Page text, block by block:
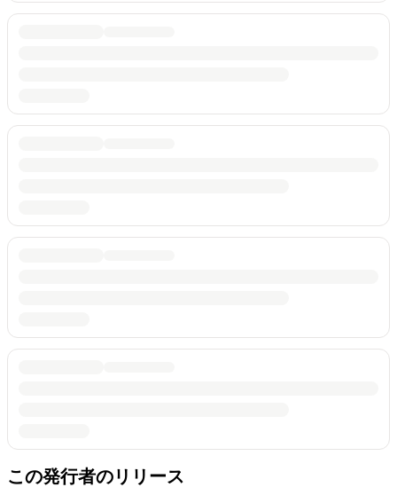
この発行者のリリース